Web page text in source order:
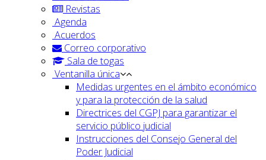
Revistas
Agenda
Acuerdos
Correo corporativo
Sala de togas
Ventanilla única
Medidas urgentes en el ámbito económico
y para la protección de la salud
Directrices del CGPJ para garantizar el
servicio público judicial
Instrucciones del Consejo General del
Poder Judicial